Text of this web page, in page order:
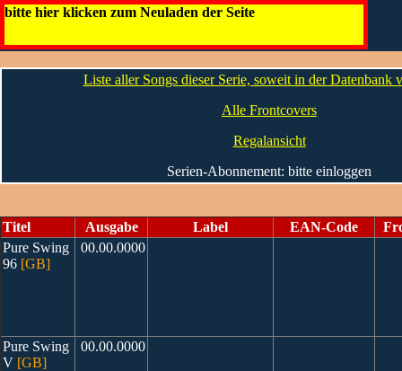
bitte hier klicken zum Neuladen der Seite
Pure Swing [GB]
Liste aller Songs dieser Serie, soweit in der Datenbank
Alle Frontcovers
Regalansicht
Serien-Abonnement: bitte einloggen
Titel Ausgabe Label EAN-Code
Pure Swing
96 [GB]
00.00.0000
Pure Swing
V [GB]
00.00.0000